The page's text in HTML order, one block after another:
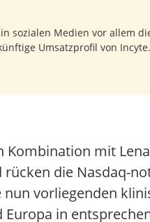
sozialen Medien vor allem
Umsatzprofil von Incyte.
mit
die Nasdaq-
vorliegenden
in